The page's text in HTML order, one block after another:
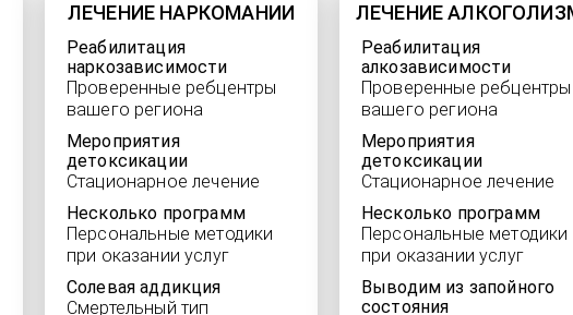
ЛЕЧЕНИЕ НАРКОМАНИИ
Реабилитация
наркозависимости
Проверенные ребцентры
вашего региона
Мероприятия
детоксикации
Стационарное лечение
Несколько программ
Персональные методики
при оказании услуг
Солевая аддикция
Смертельный тип
ЛЕЧЕНИЕ
Реабилитация
алкозависимости
Проверенные ребцентры
вашего региона
Мероприятия
детоксикации
Стационарное лечение
Несколько программ
Персональные методики
при оказании услуг
Выводим из запойного
состояния